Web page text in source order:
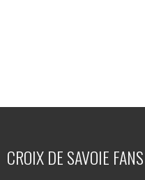
CROIX DE SAVOIE FANS